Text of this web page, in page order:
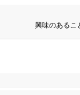
興味のあるこ